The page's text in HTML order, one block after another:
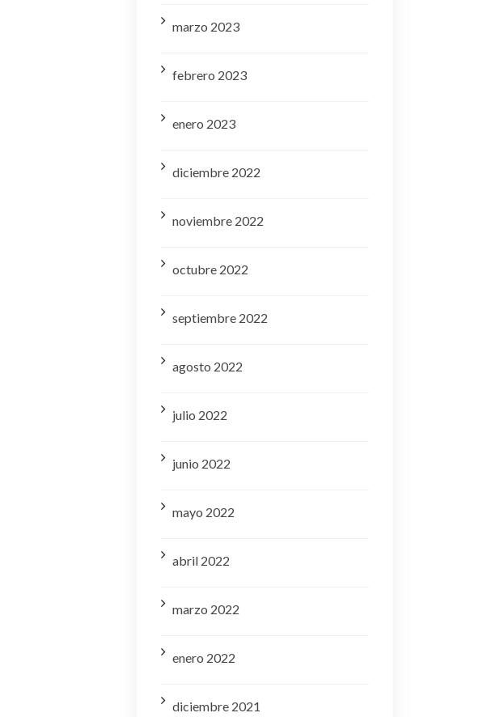
marzo 2023
febrero 2023
enero 2023
diciembre 2022
noviembre 2022
octubre 2022
septiembre 2022
agosto 2022
julio 2022
junio 2022
mayo 2022
abril 2022
marzo 2022
enero 2022
diciembre 2021